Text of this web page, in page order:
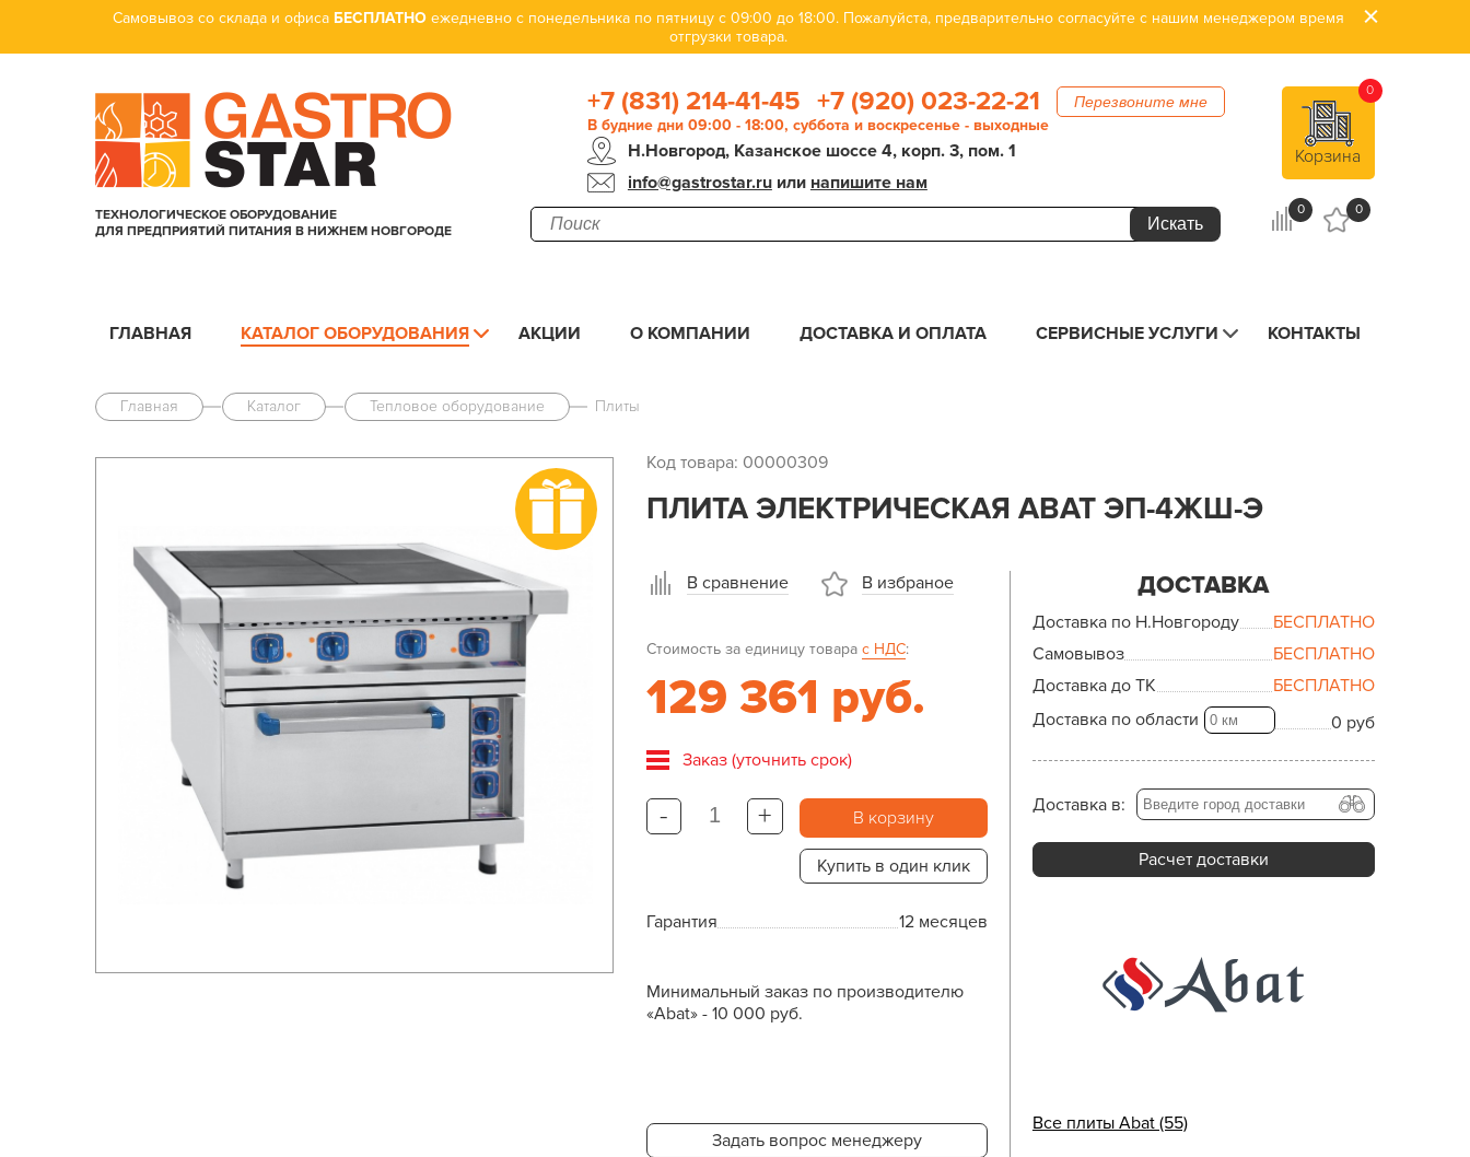
Самовывоз со склада и офиса БЕСПЛАТНО ежедневно с понедельника по пятницу с 09:00 до 18:00. Пожалуйста, предварительно согласуйте с нашим менеджером время
отгрузки товара.
ТЕХНОЛОГИЧЕСКОЕ ОБОРУДОВАНИЕ
ДЛЯ ПРЕДПРИЯТИЙ ПИТАНИЯ В НИЖНЕМ НОВГОРОДЕ
+7 (831) 214-41-45 +7 (920) 023-22-21 Перезвоните мне
В будние дни 09:00 - 18:00, суббота и воскресенье - выходные
Н.Новгород, Казанское шоссе 4, корп. 3, пом. 1
info@gastrostar.ruили напишите нам
Корзина
0
0 0
ГЛАВНАЯ КАТАЛОГ ОБОРУДОВАНИЯ АКЦИИ О КОМПАНИИ ДОСТАВКА И ОПЛАТА СЕРВИСНЫЕ УСЛУГИ КОНТАКТЫ
Главная Каталог Тепловое оборудование Плиты
Код товара: 00000309
ПЛИТА ЭЛЕКТРИЧЕСКАЯ ABAT ЭП-4ЖШ-Э
В сравнение В избраное
Стоимость за единицу товара с НДС:
129 361 руб.
Заказ (уточнить срок)
- + В корзину
Купить в один клик
Гарантия 12 месяцев
Минимальный заказ по производителю
«Abat» - 10 000 руб.
Задать вопрос менеджеру
ДОСТАВКА
Доставка по Н.Новгороду
БЕСПЛАТНО
Самовывоз
БЕСПЛАТНО
Доставка до ТК
БЕСПЛАТНО
Доставка по области
0 руб
Доставка в:
Расчет доставки
Все плиты Abat (55)